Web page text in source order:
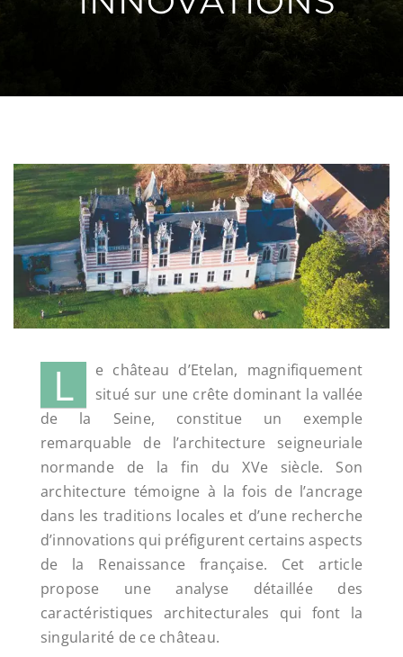
L
e château d’Etelan, magnifiquement
situé sur une crête dominant la vallée
de la Seine, constitue un exemple
remarquable de l’architecture seigneuriale
normande de la fin du XVe siècle. Son
architecture témoigne à la fois de l’ancrage
dans les traditions locales et d’une recherche
d’innovations qui préfigurent certains aspects
de la Renaissance française. Cet article
propose une analyse détaillée des
caractéristiques architecturales qui font la
singularité de ce château.